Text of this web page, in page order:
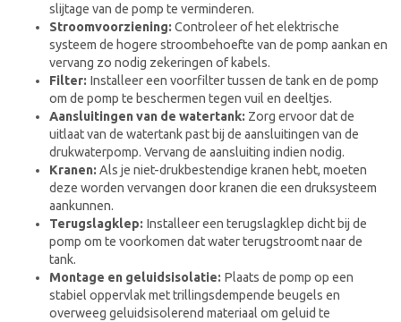
slijtage van de pomp te verminderen.
Stroomvoorziening:Controleer of het elektrische
systeem de hogere stroombehoefte van de pomp aankan en
vervang zo nodig zekeringen of kabels.
Filter: Installeer een voorfilter tussen de tank en de pomp
om de pomp te beschermen tegen vuil en deeltjes.
Aansluitingen van de watertank: Zorg ervoor dat de
uitlaat van de watertank past bij de aansluitingen van de
drukwaterpomp. Vervang de aansluiting indien nodig.
Kranen:Als je niet-drukbestendige kranen hebt, moeten
deze worden vervangen door kranen die een druksysteem
aankunnen.
Terugslagklep: Installeer een terugslagklep dicht bij de
pomp om te voorkomen dat water terugstroomt naar de
tank.
Montage en geluidsisolatie: Plaats de pomp op een
stabiel oppervlak met trillingsdempende beugels en
overweeg geluidsisolerend materiaal om geluid te